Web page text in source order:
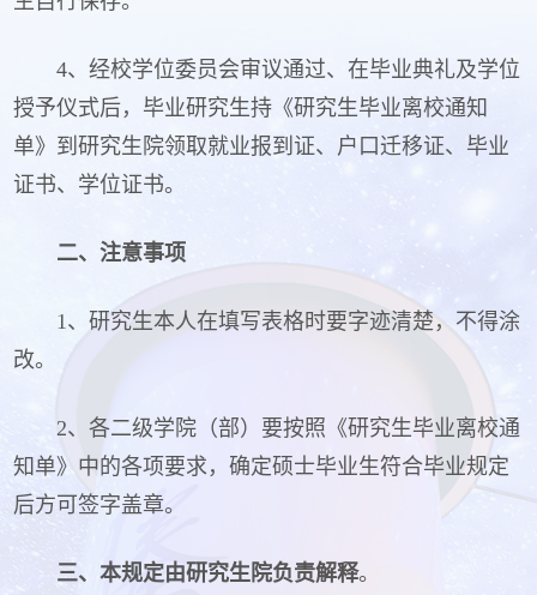
4、经校学位委员会审议通过、在毕业典礼及学位
授予仪式后，毕业研究生持《研究生毕业离校通知
单》到研究生院领取就业报到证、户口迁移证、毕业
证书、学位证书。
二、注意事项
1、研究生本人在填写表格时要字迹清楚，不得涂
改。
2、各二级学院（部）要按照《研究生毕业离校通
知单》中的各项要求，确定硕士毕业生符合毕业规定
后方可签字盖章。
三、本规定由研究生院负责解释。